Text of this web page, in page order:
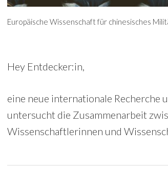
Europäische Wissenschaft für chinesisches
Hey Entdecker:in,
eine neue internationale Recherche
untersucht die Zusammenarbeit
Wissenschaftlerinnen und